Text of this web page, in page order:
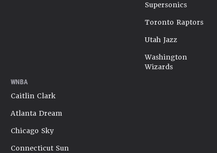
Supersonics
Toronto Raptors
Utah Jazz
Washington
Wizards
WNBA
Caitlin Clark
Atlanta Dream
Chicago Sky
Connecticut Sun